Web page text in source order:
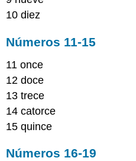
10 diez
Números 11-15
11 once
12 doce
13 trece
14 catorce
15 quince
Números 16-19